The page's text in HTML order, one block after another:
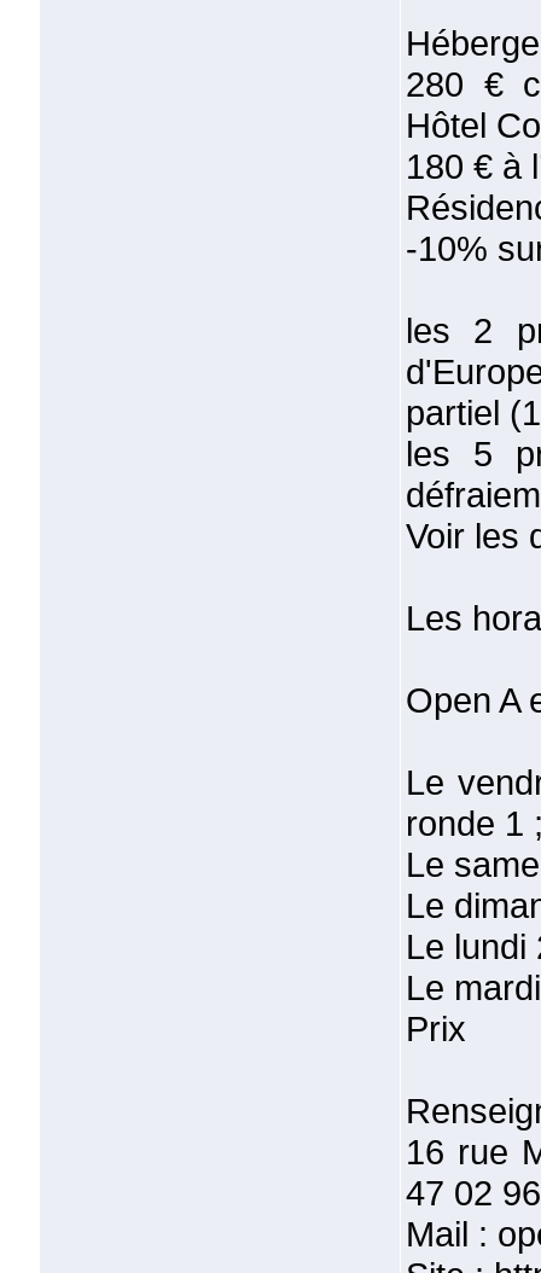
280 €
Hôtel
180 € à
-10%
les 2
partiel
les 5
Voir les
Les
Open A
Le
ronde 1
Le
Le
Le lundi
Le
Prix
16 rue
47 02 96
Mail :